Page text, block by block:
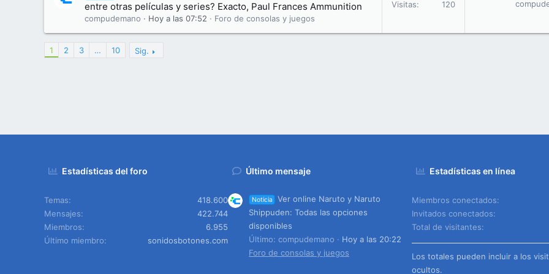
entre otras películas y series? Exacto, Paul Frances Ammunition
compudemano Hoy a las 07:52 Foro de consolas y juegos
Visitas 120
1 2 3 … 10 Sig.
Estadísticas del foro
Temas
418.600
Mensajes
422.744
Miembros
6.955
Último miembro
sonidosbotones.com
Último mensaje
Noticia
Ver online Naruto y Naruto
Shippuden: Todas las opciones
disponibles
Último: compudemano
Hoy a las 20:22
Foro de consolas y juegos
Estadísticas en línea
Miembros conectados
Invitados conectados
Total de visitantes
Los totales pueden incluir a los
ocultos.